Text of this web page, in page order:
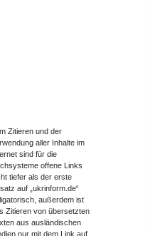
Zitieren und der
aller Inhalte im
sind für die
offene Links
tiefer als der erste
auf „ukrinform.de“
außerdem ist
Zitieren von übersetzten
aus ausländischen
nur mit dem Link auf